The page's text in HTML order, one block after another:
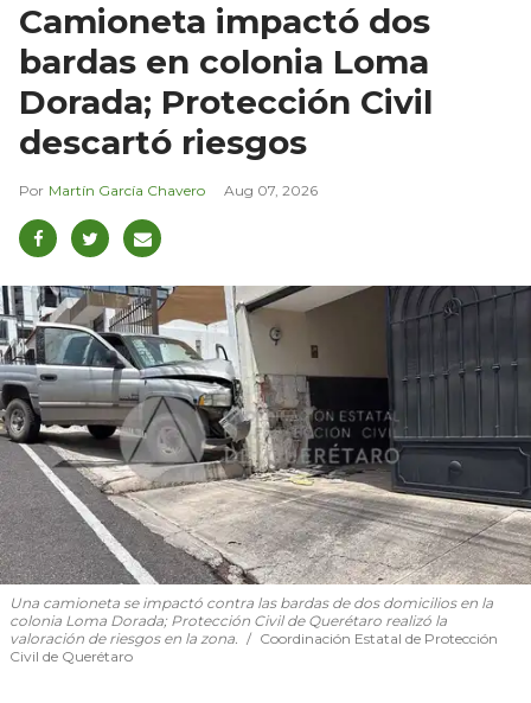
Camioneta impactó dos
bardas en colonia Loma
Dorada; Protección Civil
descartó riesgos
Martín García Chavero Aug 07, 2026
Una camioneta se impactó contra las bardas de dos domicilios en la
colonia Loma Dorada; Protección Civil de Querétaro realizó la
valoración de riesgos en la zona.
Coordinación Estatal de Protección
Civil de Querétaro